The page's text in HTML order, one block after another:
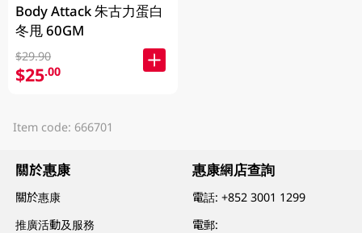
Body Attack 朱古力蛋白
冬甩 60GM
$29.90
$25.00
Item code: 666701
關於惠康
關於惠康
推廣活動及服務
惠康網店查詢
電話:+852 3001 1299
電郵: